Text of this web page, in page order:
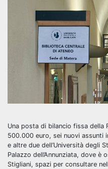
Una posta di bilancio fissa della
500.000 euro, sei nuovi assunti
e altre due dell’Università degli
Palazzo dell’Annunziata, dove
Stigliani, spazi per consultare